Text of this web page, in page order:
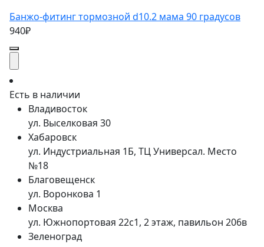
Банжо-фитинг тормозной d10.2 мама 90 градусов
940₽
Есть в наличии
Владивосток
ул. Выселковая 30
Хабаровск
ул. Индустриальная 1Б, ТЦ Универсал. Место
№18
Благовещенск
ул. Воронкова 1
Москва
ул. Южнопортовая 22с1, 2 этаж, павильон 206в
Зеленоград